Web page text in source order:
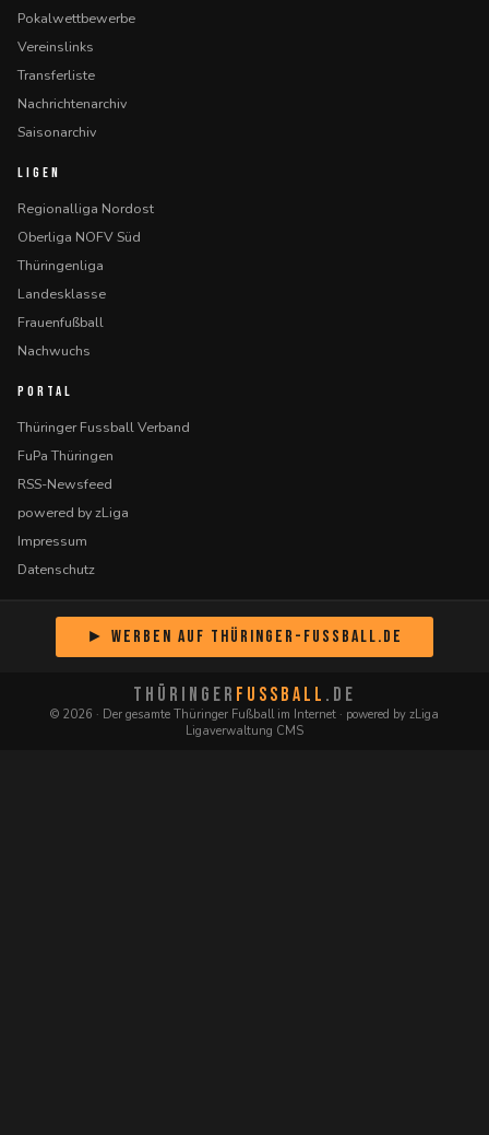
Pokalwettbewerbe
Vereinslinks
Transferliste
Nachrichtenarchiv
Saisonarchiv
LIGEN
Regionalliga Nordost
Oberliga NOFV Süd
Thüringenliga
Landesklasse
Frauenfußball
Nachwuchs
PORTAL
Thüringer Fussball Verband
FuPa Thüringen
RSS-Newsfeed
powered by zLiga
Impressum
Datenschutz
► Werben auf Thüringer-Fussball.de
THÜRINGER FUSSBALL .DE
© 2026 · Der gesamte Thüringer Fußball im Internet · powered by zLiga
Ligaverwaltung CMS